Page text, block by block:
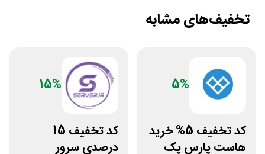
تخفیف‌های مشابه
5%
کد تخفیف 5% خرید
هاست پارس پک
15%
کد تخفیف 15
درصدی سرور